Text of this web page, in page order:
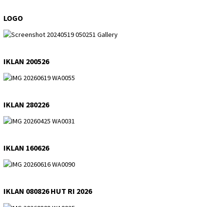
LOGO
IKLAN 200526
IKLAN 280226
IKLAN 160626
IKLAN 080826 HUT RI 2026